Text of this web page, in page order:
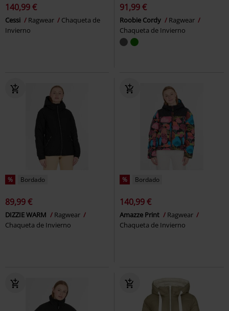
140,99 €
Cessi Ragwear
Chaqueta de
Invierno
91,99 €
Roobie Cordy
Ragwear
Chaqueta de Invierno
% Bordado
89,99 €
DIZZIE WARM
Ragwear
Chaqueta de Invierno
% Bordado
140,99 €
Amazze Print
Ragwear
Chaqueta de Invierno